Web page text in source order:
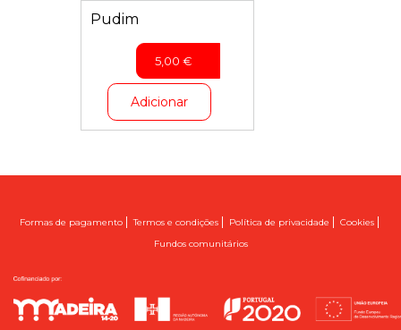
Pudim
5,00 €
Adicionar
Formas de pagamento|Termos e condições| Política de privacidade | Cookies|
Fundos comunitários